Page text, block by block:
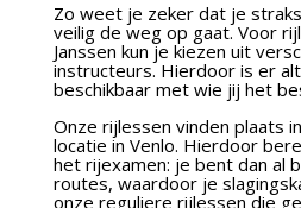
Zo weet je zeker dat je
veilig de weg op gaat. Voor
Janssen kun je kiezen uit
instructeurs. Hierdoor is er
beschikbaar met wie jij het
Onze rijlessen vinden plaats
locatie in Venlo. Hierdoor
het rijexamen: je bent dan al
routes, waardoor je
onze reguliere rijlessen die